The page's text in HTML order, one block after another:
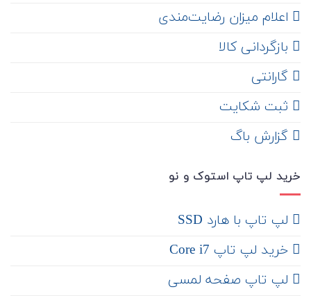
اعلام میزان رضایت‌مندی
‌ بازگردانی کالا
گارانتی
ثبت شکایت
‌ گزارش باگ
خرید لپ تاپ استوک و نو
لپ تاپ با هارد SSD
خرید لپ تاپ Core i7
لپ تاپ صفحه لمسی